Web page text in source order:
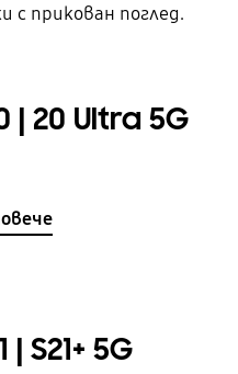
с прикован поглед.
| 20 Ultra 5G
S21+ 5G